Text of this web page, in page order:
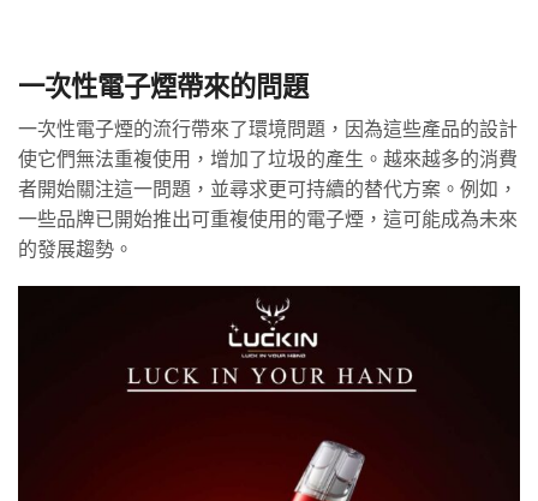
一次性電子煙帶來的問題
一次性電子煙的流行帶來了環境問題，因為這些產品的設計
使它們無法重複使用，增加了垃圾的產生。越來越多的消費
者開始關注這一問題，並尋求更可持續的替代方案。例如，
一些品牌已開始推出可重複使用的電子煙，這可能成為未來
的發展趨勢。